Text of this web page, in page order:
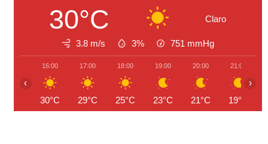
30°C Claro
3.8 m/s 3% 751 mmHg
16:00
30°C
17:00
29°C
18:00
25°C
19:00
23°C
20:00
21°C
21:00
19°C
‹ ›